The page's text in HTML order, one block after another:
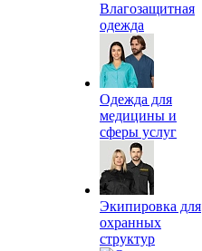
Влагозащитная
одежда
Одежда для
медицины и
сферы услуг
Экипировка для
охранных
структур